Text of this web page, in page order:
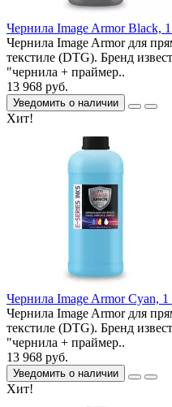
Чернила Image Armor Black,
Чернила Image Armor для
текстиле (DTG). Бренд
"чернила + праймер..
13 968 руб.
Уведомить о наличии
Хит!
Чернила Image Armor Cyan, 1
Чернила Image Armor для
текстиле (DTG). Бренд
"чернила + праймер..
13 968 руб.
Уведомить о наличии
Хит!